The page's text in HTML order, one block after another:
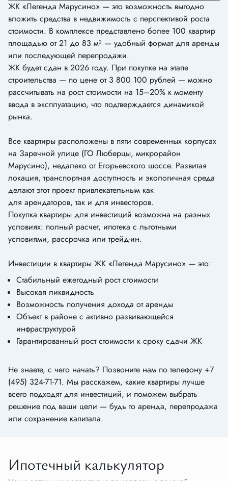
ЖК «Легенда Марусино» — это возможность выгодно
вложить средства в недвижимость с перспективой роста
стоимости. В комплексе представлено более 100 квартир
площадью от 21 до 83 м² — удобный формат для аренды
или последующей перепродажи.
ЖК будет сдан в 2026 году. При покупке на этапе
строительства — по цене от 3 800 100 рублей — можно
рассчитывать на рост стоимости на 15–20% к моменту
ввода в эксплуатацию, что подтверждается динамикой
рынка.
Все квартиры расположены в пяти современных корпусах
на Заречной улице (ГО Люберцы, микрорайон
Марусино), недалеко от Егорьевского шоссе. Развитая
локация, транспортная доступность и экологичная среда
делают этот проект привлекательным как
для арендаторов, так и для инвесторов.
Покупка квартиры для инвестиций возможна на разных
условиях: полный расчет, ипотека с льготными
условиями, рассрочка или трейд-ин.
Инвестиции в квартиры ЖК «Легенда Марусино» — это:
Стабильный ежегодный рост стоимости
Высокая ликвидность
Возможность получения дохода от аренды
Объект в районе с активно развивающейся
инфраструктурой
Гарантированный рост стоимости к сроку сдачи ЖК
Не знаете, с чего начать? Позвоните нам по телефону +7
(495) 324-71-71. Мы расскажем, какие квартиры лучше
всего подходят для инвестиций, и поможем выбрать
решение под ваши цели — будь то аренда, перепродажа
или сохранение капитала.
Ипотечный калькулятор